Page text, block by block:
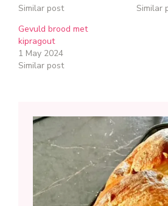
Similar post
Similar
Gevuld brood met
kipragout
1 May 2024
Similar post